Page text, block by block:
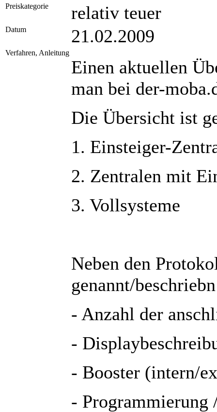
Preiskategorie relativ teuer
Datum 21.02.2009
Verfahren, Anleitung
Einen aktuellen
man bei der-
Die Übersicht ist
1. Einsteiger-
2. Zentralen mit
3. Vollsysteme
Neben den
genannt/
- Anzahl der
-
- Booster (intern/
- Programmierung